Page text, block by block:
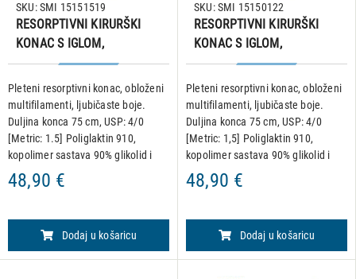
RESORPTIVNI KIRURŠKI
KONAC S IGLOM,
SURGICRYL 910, USP 4/0,
IGLA 3/8, REV CUT,
19mm/75cm, pakiranje od
12 komada
Pleteni resorptivni konac, obloženi
multifilamenti, ljubičaste boje.
Duljina konca 75 cm, USP: 4/0
[Metric: 1.5] Poliglaktin 910,
kopolimer sastava 90% glikolid i
10% L-laktid. Igla: 3/8, reverse
cutting, 19 mm • Hidrolitičko
SKU: SMI 15151519
48,90 €
Dodaj u košaricu
RESORPTIVNI KIRURŠKI
KONAC S IGLOM,
SURGICRYL 910, USP 4/0,
IGLA 1/2, okrugla - konusni
vrh, 22 mm/75 cm,
pakiranje od 12 komada
Pleteni resorptivni konac, obloženi
multifilamenti, ljubičaste boje.
Duljina konca 75 cm, USP: 4/0
[Metric: 1,5] Poliglaktin 910,
kopolimer sastava 90% glikolid i
10% L-laktid. Igla: 1/2, okrugla igla
konusnog vrha, 22 mm •
SKU: SMI 15150122
48,90 €
Dodaj u košaricu